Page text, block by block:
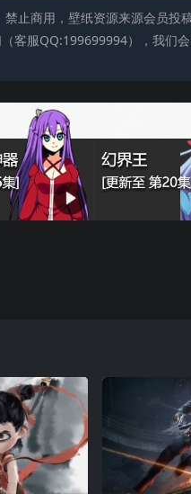
止商用，壁纸资源来源会员投
客服QQ:199699994），我们